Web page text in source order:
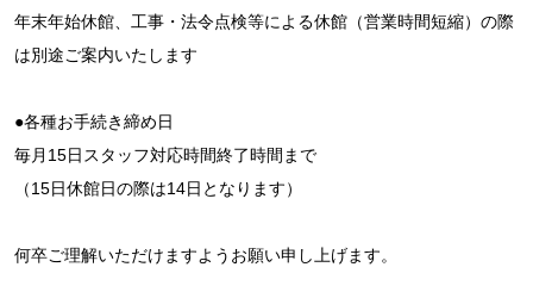
年末年始休館、工事・法令点検等による休館（営業時間短縮）の際
は別途ご案内いたします
●各種お手続き締め日
毎月15日スタッフ対応時間終了時間まで
（15日休館日の際は14日となります）
何卒ご理解いただけますようお願い申し上げます。